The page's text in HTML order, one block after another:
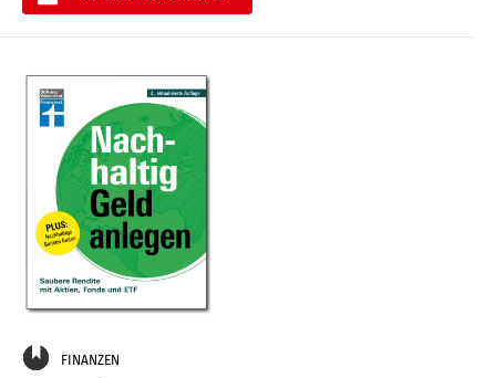
FINANZEN